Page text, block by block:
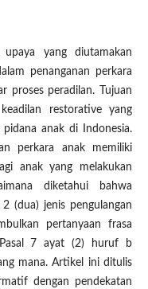
yang diutamakan
penanganan perkara
proses peradilan. Tujuan
restorative yang
anak di Indonesia.
perkara anak memiliki
anak yang melakukan
diketahui bahwa
(dua) jenis pengulangan
pertanyaan frasa
Pasal 7 ayat (2) huruf b
mana. Artikel ini ditulis
dengan pendekatan